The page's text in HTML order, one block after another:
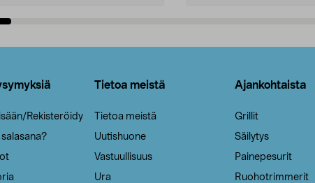
Rekisteröidy
Tietoa meistä
Tietoa meistä
Uutishuone
Vastuullisuus
Ura
Ajankohtaista
Grillit
Säilytys
Painepesurit
Ruohotrimmerit